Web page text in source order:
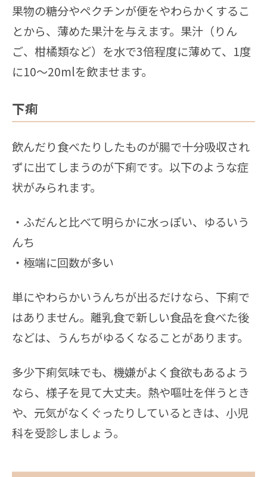
果物の糖分やペクチンが便をやわらかくするこ
とから、薄めた果汁を与えます。果汁（りん
ご、柑橘類など）を水で3倍程度に薄めて、1度
に10〜20mlを飲ませます。
下痢
飲んだり食べたりしたものが腸で十分吸収され
ずに出てしまうのが下痢です。以下のような症
状がみられます。
・ふだんと比べて明らかに水っぽい、ゆるいう
んち
・極端に回数が多い
単にやわらかいうんちが出るだけなら、下痢で
はありません。離乳食で新しい食品を食べた後
などは、うんちがゆるくなることがあります。
多少下痢気味でも、機嫌がよく食欲もあるよう
なら、様子を見て大丈夫。熱や嘔吐を伴うとき
や、元気がなくぐったりしているときは、小児
科を受診しましょう。